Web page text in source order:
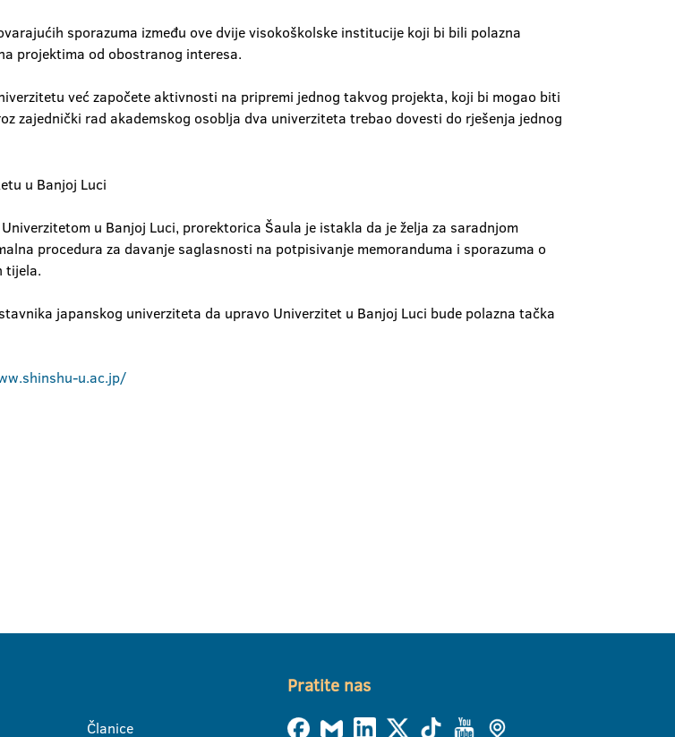
sporazuma između ove dvije visokoškolske institucije koji bi bili polazna
projektima od obostranog interesa.
već započete aktivnosti na pripremi jednog takvog projekta, koji bi mogao biti
zajednički rad akademskog osoblja dva univerziteta trebao dovesti do rješenja jednog
u Banjoj Luci, prorektorica Šaula je istakla da je želja za saradnjom
procedura za davanje saglasnosti na potpisivanje memoranduma i sporazuma o
tijela.
japanskog univerziteta da upravo Univerzitet u Banjoj Luci bude polazna tačka
u.ac.jp/
Članice
Pratite nas